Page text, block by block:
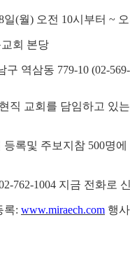
일(월) 오전 10시부터 ~ 오
회 본당
구 역삼동 779-10 (02-
직 교회를 담임하고 있
등록및 주보지참 500명
762-1004 지금 전화로
록: www.miraech.com 행